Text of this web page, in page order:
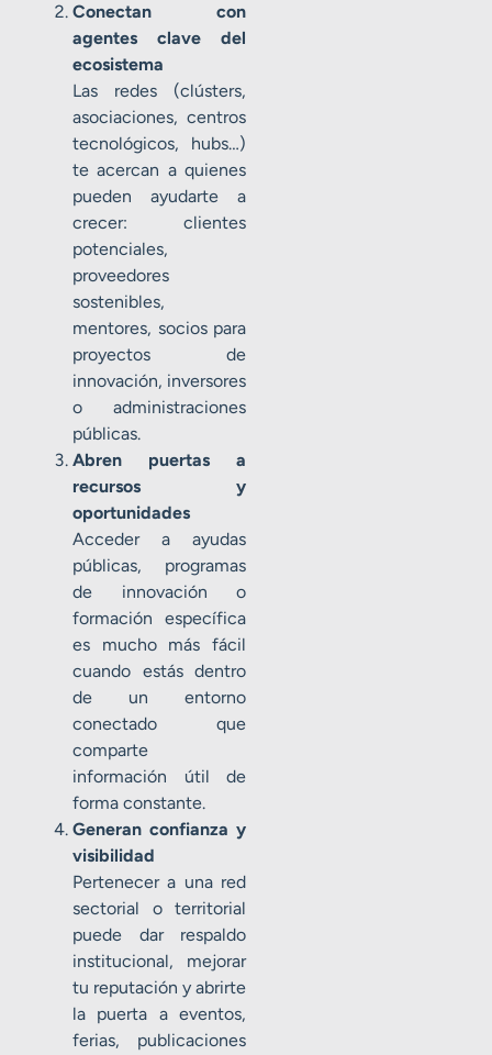
Conectan con
agentes clave del
ecosistema
Las redes (clústers,
asociaciones, centros
tecnológicos, hubs…)
te acercan a quienes
pueden ayudarte a
crecer: clientes
potenciales,
proveedores
sostenibles,
mentores, socios para
proyectos de
innovación, inversores
o administraciones
públicas.
Abren puertas a
recursos y
oportunidades
Acceder a ayudas
públicas, programas
de innovación o
formación específica
es mucho más fácil
cuando estás dentro
de un entorno
conectado que
comparte
información útil de
forma constante.
Generan confianza y
visibilidad
Pertenecer a una red
sectorial o territorial
puede dar respaldo
institucional, mejorar
tu reputación y abrirte
la puerta a eventos,
ferias, publicaciones